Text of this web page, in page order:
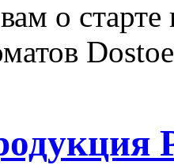
о старте